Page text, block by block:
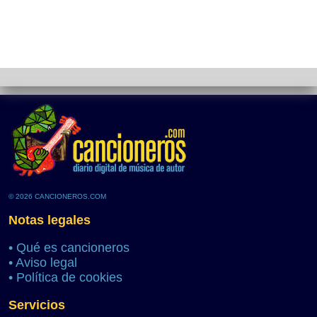
© 2026 CANCIONEROS.COM
Notas legales
• Qué es cancioneros
• Aviso legal
• Política de cookies
Servicios